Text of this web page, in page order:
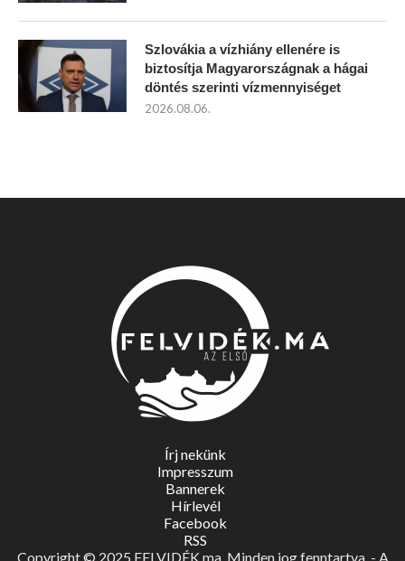
Szlovákia a vízhiány ellenére is
biztosítja Magyarországnak a hágai
döntés szerinti vízmennyiséget
2026.08.06.
Írj nekünk
Impresszum
Bannerek
Hírlevél
Facebook
RSS
Copyright © 2025 FELVIDÉK.ma. Minden jog fenntartva. - A